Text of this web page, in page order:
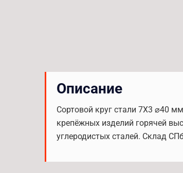
Описание
Сортовой круг стали 7Х3 ⌀40
крепёжных изделий горячей
углеродистых сталей. Склад